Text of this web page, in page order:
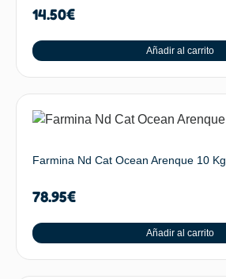
14.50€
Añadir al carrito
Farmina Nd Cat Ocean Arenque 10 Kg
78.95€
Añadir al carrito